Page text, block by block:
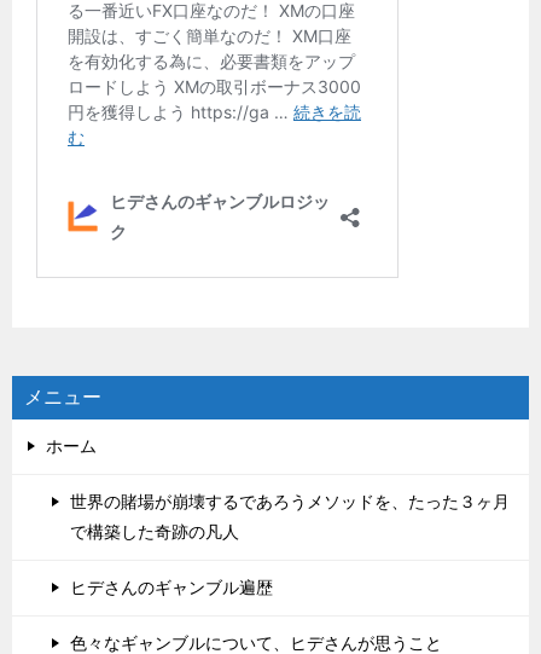
メニュー
ホーム
世界の賭場が崩壊するであろうメソッドを、たった３ヶ月
で構築した奇跡の凡人
ヒデさんのギャンブル遍歴
色々なギャンブルについて、ヒデさんが思うこと